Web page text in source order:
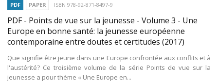
PDF PAPER ISBN 978-92-871-8497-9
PDF - Points de vue sur la jeunesse - Volume 3 - Une
Europe en bonne santé: la jeunesse européenne
contemporaine entre doutes et certitudes (2017)
Que signifie être jeune dans une Europe confrontée aux conflits et à
l'austérité? Ce troisième volume de la série Points de vue sur la
jeunesse a pour thème « Une Europe en...